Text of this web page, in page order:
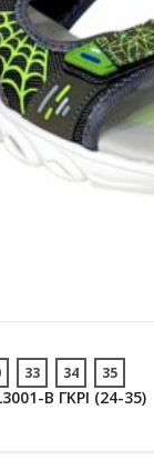
33 34 35
B ΓΚΡΙ (24-35)